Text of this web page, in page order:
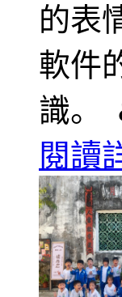
的表
軟件
識。
閱讀